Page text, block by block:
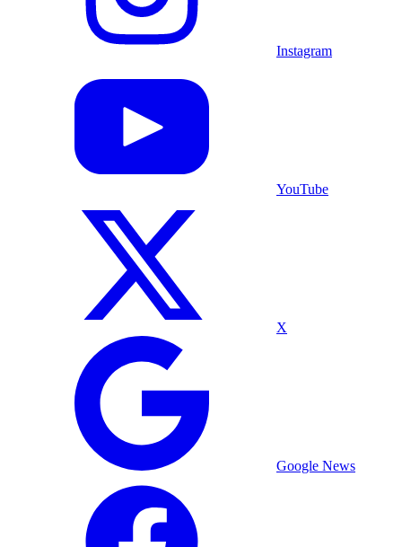
Instagram
YouTube
X
Google News